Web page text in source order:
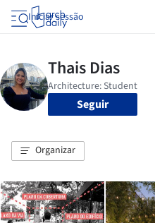
Iniciar sessão
Seguir
Organizar